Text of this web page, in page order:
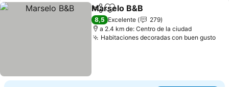
CompartirAgregar a favoritos
Marselo B&B
8,5 Excelente
279
a 2.4 km de: Centro de la ciudad
Habitaciones decoradas con buen gusto